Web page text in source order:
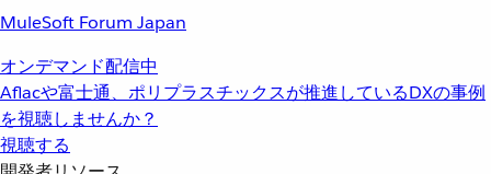
MuleSoft Forum Japan
オンデマンド配信中
Aflacや富士通、ポリプラスチックスが推進しているDXの事例
を視聴しませんか？
視聴する